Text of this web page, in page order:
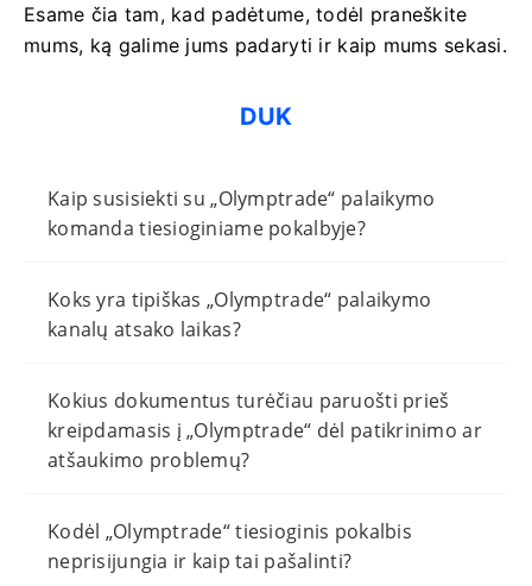
Esame čia tam, kad padėtume, todėl praneškite
mums, ką galime jums padaryti ir kaip mums sekasi.
DUK
Kaip susisiekti su „Olymptrade“ palaikymo
komanda tiesioginiame pokalbyje?
Koks yra tipiškas „Olymptrade“ palaikymo
kanalų atsako laikas?
Kokius dokumentus turėčiau paruošti prieš
kreipdamasis į „Olymptrade“ dėl patikrinimo ar
atšaukimo problemų?
Kodėl „Olymptrade“ tiesioginis pokalbis
neprisijungia ir kaip tai pašalinti?